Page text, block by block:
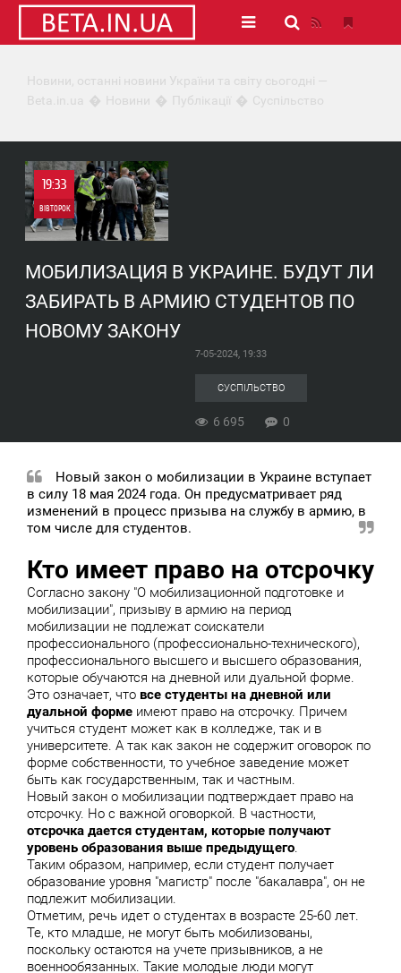
Новини, останні новини України та світу сьогодні —
Beta.in.ua
Новини Публікації Суспільство
19:33
ВІВТОРОК
0
МОБИЛИЗАЦИЯ В УКРАИНЕ. БУДУТ ЛИ
ЗАБИРАТЬ В АРМИЮ СТУДЕНТОВ ПО
НОВОМУ ЗАКОНУ
7-05-2024, 19:33
СУСПІЛЬСТВО
6 695 0
Новый закон о мобилизации в Украине вступает
в силу 18 мая 2024 года. Он предусматривает ряд
изменений в процесс призыва на службу в армию, в
том числе для студентов.
Кто имеет право на отсрочку
Согласно закону "О мобилизационной подготовке и
мобилизации", призыву в армию на период
мобилизации не подлежат соискатели
профессионального (профессионально-технического),
профессионального высшего и высшего образования,
которые обучаются на дневной или дуальной форме.
Это означает, что все студенты на дневной или
дуальной форме имеют право на отсрочку. Причем
учиться студент может как в колледже, так и в
университете. А так как закон не содержит оговорок по
форме собственности, то учебное заведение может
быть как государственным, так и частным.
Новый закон о мобилизации подтверждает право на
отсрочку. Но с важной оговоркой. В частности,
отсрочка дается студентам, которые получают
уровень образования выше предыдущего.
Таким образом, например, если студент получает
образование уровня "магистр" после "бакалавра", он не
подлежит мобилизации.
Отметим, речь идет о студентах в возрасте 25-60 лет.
Те, кто младше, не могут быть мобилизованы,
поскольку остаются на учете призывников, а не
военнообязанных. Такие молодые люди могут